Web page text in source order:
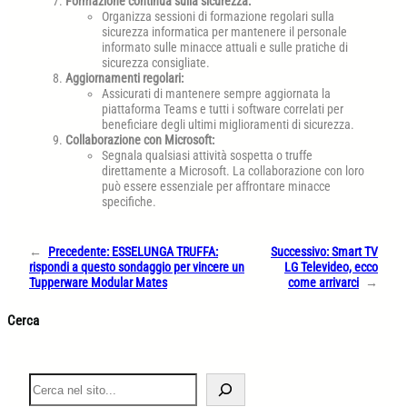
Organizza sessioni di formazione regolari sulla
sicurezza informatica per mantenere il personale
informato sulle minacce attuali e sulle pratiche di
sicurezza consigliate.
Aggiornamenti regolari:
Assicurati di mantenere sempre aggiornata la
piattaforma Teams e tutti i software correlati per
beneficiare degli ultimi miglioramenti di sicurezza.
Collaborazione con Microsoft:
Segnala qualsiasi attività sospetta o truffe
direttamente a Microsoft. La collaborazione con loro
può essere essenziale per affrontare minacce
specifiche.
← Precedente: ESSELUNGA TRUFFA:
rispondi a questo sondaggio per vincere un
Tupperware Modular Mates
Successivo:Smart TV
LG Televideo, ecco
come arrivarci →
Cerca
e